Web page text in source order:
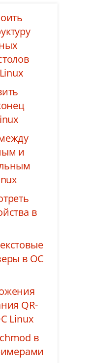
и
в
в ОС
QR-
Linux
в